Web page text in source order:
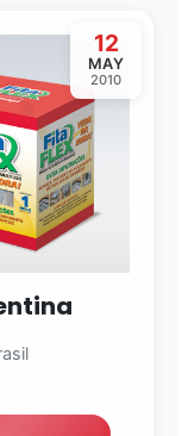
12
MAY
2010